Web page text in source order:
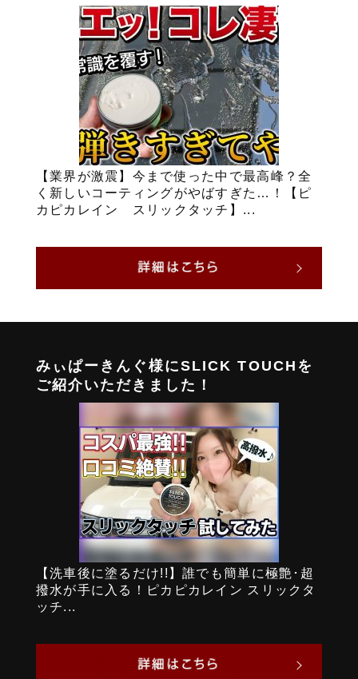
【業界が激震】今まで使った中で最高峰？全
く新しいコーティングがやばすぎた…！【ピ
カピカレイン スリックタッチ】...
みぃぱーきんぐ様にSLICK TOUCHを
ご紹介いただきました！
【洗車後に塗るだけ!!】誰でも簡単に極艶･超
撥水が手に入る！ピカピカレイン スリックタ
ッチ...